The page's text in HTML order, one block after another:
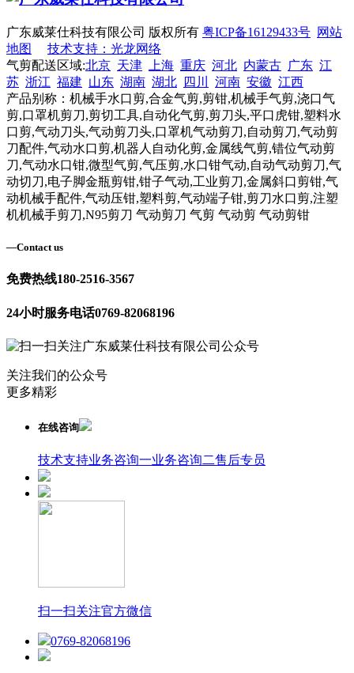
广东威莱仕科技有限公司 版权所有 粤ICP备16129433号 网站
地图
技术支持：光龙网络
气剪配送区域:北京 天津 上海 重庆 河北 内蒙古 广东 江
苏 浙江 福建 山东 湖南 湖北 四川 河南 安徽 江西
产品别称：机械手水口剪,合金气剪,剪钳,机械手气剪,浇口气
剪,口罩机剪刀,剪切工具,自动化气剪,剪刀头,平口虎钳,塑料水
口剪,气动刀头,气动剪刀头,口罩机气动剪刀,自动剪刀,气动剪
刀配件,气动水口剪,机器人自动化剪,金属线气剪,错位气动剪
刀,气动水口钳,微型气剪,气压剪,水口钳气动,自动气动剪刀,气
动切刀,电子脚金瓶剪钳,钳子气动,工业剪刀,金属斜口剪钳,气
动机械手配件,气动压钳,塑料剪,气动端子钳,剪刀水口剪,注塑
机机械手剪刀,N95剪刀 气动剪刀 气剪 气动剪 气动剪钳
—Contact us
免费热线180-2516-3567
24小时服务电话0769-82068196
关注我们的公众号
更多精彩
在线咨询
技术支持业务咨询一业务咨询二售后专员
扫一扫关注官方微信
0769-82068196